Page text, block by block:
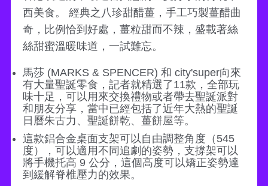
西美食。 經典之八珍甜醋薑，手工巧製薑醋曲
奇，比例恰到好處，薑粒甜而不辣，盛載著絲
絲甜蜜溫暖味道，一試難忘。
馬莎 (MARKS & SPENCER) 和 city'super向來
有大量聖誕零食，記者就精選了11款，全部玩
味十足，可以用來交換禮物或者帶去聖誕派對
和朋友分享，當中已經包括了近年大熱的聖誕
日曆朱古力、聖誕餅乾、薑餅屋等。
這款鋁合金桌面支架可以自由調整角度（545
度），可以適用不同追劇的姿勢，支撐架可以
將手機托高 9 公分，這個高度可以矯正姿勢達
到緩解脊椎壓力的效果。